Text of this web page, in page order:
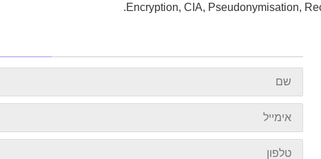
Encryption, CIA, Pseudonymisation,
שם
אימייל
טלפון